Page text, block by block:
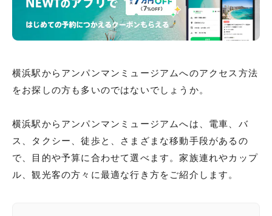
横浜駅からアンパンマンミュージアムへのアクセス方法
をお探しの方も多いのではないでしょうか。
横浜駅からアンパンマンミュージアムへは、電車、バ
ス、タクシー、徒歩と、さまざまな移動手段があるの
で、目的や予算に合わせて選べます。家族連れやカップ
ル、観光客の方々に最適な行き方をご紹介します。